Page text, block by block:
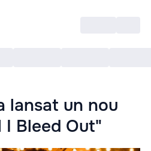
lansat un nou
Bleed Out"